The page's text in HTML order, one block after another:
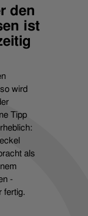
den
ist
wird
Tipp
als
-
fertig.